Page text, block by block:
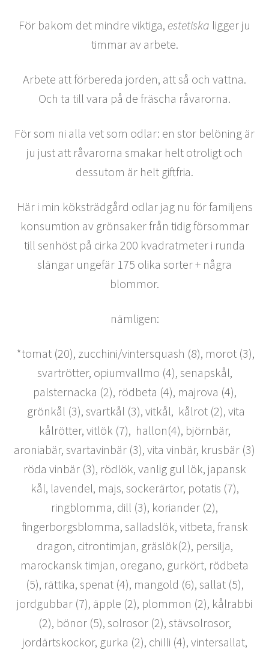
För bakom det mindre viktiga, estetiska ligger ju
timmar av arbete.
Arbete att förbereda jorden, att så och vattna.
Och ta till vara på de fräscha råvarorna.
För som ni alla vet som odlar: en stor belöning är
ju just att råvarorna smakar helt otroligt och
dessutom är helt giftfria.
Här i min köksträdgård odlar jag nu för familjens
konsumtion av grönsaker från tidig försommar
till senhöst på cirka 200 kvadratmeter i runda
slängar ungefär 175 olika sorter + några
blommor.
nämligen:
*tomat (20), zucchini/vintersquash (8), morot (3),
svartrötter, opiumvallmo (4), senapskål,
palsternacka (2), rödbeta (4), majrova (4),
grönkål (3), svartkål (3), vitkål, kålrot (2), vita
kålrötter, vitlök (7), hallon(4), björnbär,
aroniabär, svartavinbär (3), vita vinbär, krusbär (3)
röda vinbär (3), rödlök, vanlig gul lök, japansk
kål, lavendel, majs, sockerärtor, potatis (7),
ringblomma, dill (3), koriander (2),
fingerborgsblomma, salladslök, vitbeta, fransk
dragon, citrontimjan, gräslök(2), persilja,
marockansk timjan, oregano, gurkört, rödbeta
(5), rättika, spenat (4), mangold (6), sallat (5),
jordgubbar (7), äpple (2), plommon (2), kålrabbi
(2), bönor (5), solrosor (2), stävsolrosor,
jordärtskockor, gurka (2), chilli (4), vintersallat,